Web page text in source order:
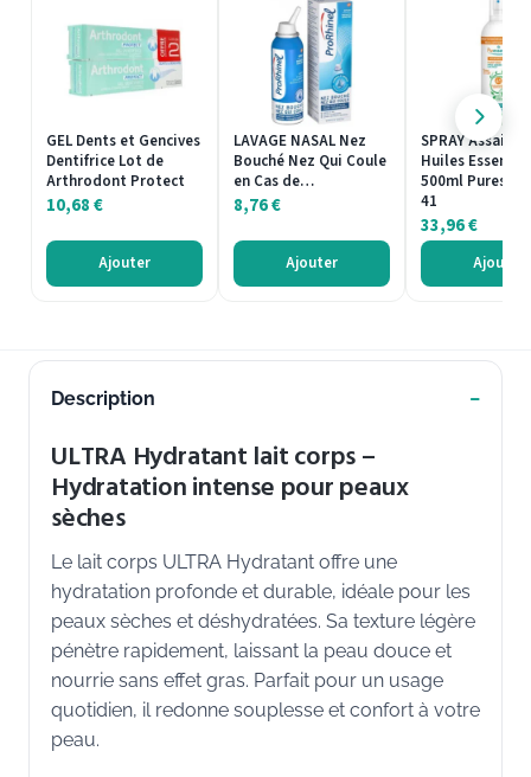
GEL Dents et Gencives
Dentifrice Lot de
Arthrodont Protect
10,68€
Ajouter
LAVAGE NASAL Nez
Bouché Nez Qui Coule
en Cas de…
8,76€
Ajouter
SPRAY
Huiles
500ml
41
33,96€
Ajouter
Description
ULTRA Hydratant lait corps –
Hydratation intense pour peaux
sèches
Le lait corps ULTRA Hydratant offre une
hydratation profonde et durable, idéale pour les
peaux sèches et déshydratées. Sa texture légère
pénètre rapidement, laissant la peau douce et
nourrie sans effet gras. Parfait pour un usage
quotidien, il redonne souplesse et confort à votre
peau.